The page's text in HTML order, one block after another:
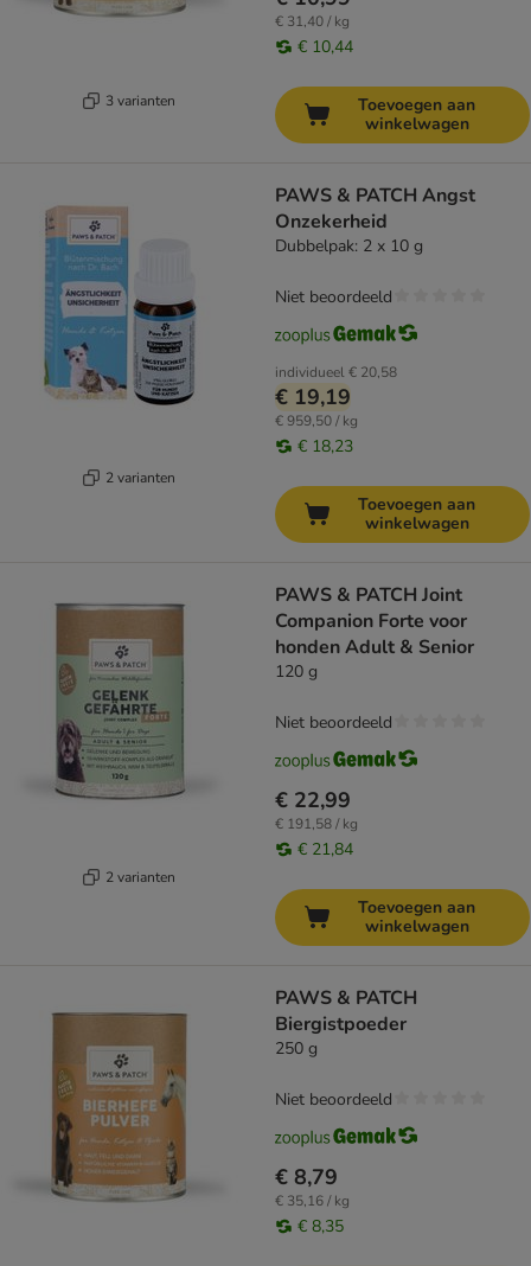
3 varianten
€ 31,40 / kg
€ 10,44
Toevoegen aan
winkelwagen
2 varianten
PAWS & PATCH Angst
Onzekerheid
Dubbelpak: 2 x 10 g
individueel€ 20,58
€ 19,19
€ 959,50 / kg
€ 18,23
Niet beoordeeld
Toevoegen aan
winkelwagen
2 varianten
PAWS & PATCH Joint
Companion Forte voor
honden Adult & Senior
120 g
€ 22,99
€ 191,58 / kg
€ 21,84
Niet beoordeeld
Toevoegen aan
winkelwagen
PAWS & PATCH
Biergistpoeder
250 g
€ 8,79
€ 35,16 / kg
€ 8,35
Niet beoordeeld